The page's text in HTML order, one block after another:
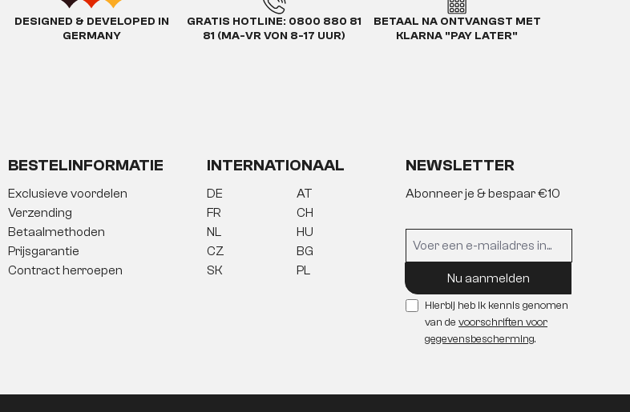
DESIGNED & DEVELOPED IN
GERMANY
GRATIS HOTLINE: 0800 880 81
81 (MA-VR VON 8-17 UUR)
BETAAL NA ONTVANGST MET
KLARNA "PAY LATER"
BESTELINFORMATIE
Exclusieve voordelen
Verzending
Betaalmethoden
Prijsgarantie
Contract herroepen
INTERNATIONAAL
DE
FR
NL
CZ
SK
AT
CH
HU
BG
PL
NEWSLETTER
Abonneer je & bespaar €10
Nu aanmelden
Hierbij heb ik kennis genomen
van de voorschriften voor
gegevensbescherming.